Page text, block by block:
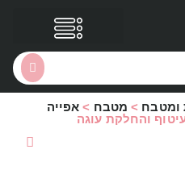
ומטבח > מטבח > אפייה
והחלקת עוגה